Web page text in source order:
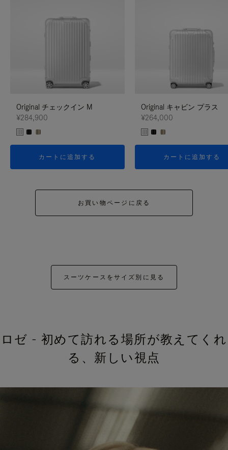
Original チェックイン M
¥284,900
カートに追加する
Original キャビン プラス
¥264,000
カートに追加する
お買い物ページに戻る
スーツケースをサイズ別に見る
ロゼ - 初めて訪れる場所が教えてくれ
る、新しい視点